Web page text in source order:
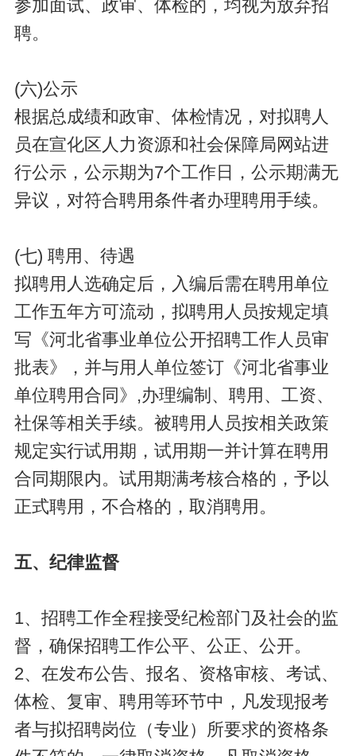
参加面试、政审、体检的，均视为放弃招
聘。
(六)公示
根据总成绩和政审、体检情况，对拟聘人
员在宣化区人力资源和社会保障局网站进
行公示，公示期为7个工作日，公示期满无
异议，对符合聘用条件者办理聘用手续。
(七) 聘用、待遇
拟聘用人选确定后，入编后需在聘用单位
工作五年方可流动，拟聘用人员按规定填
写《河北省事业单位公开招聘工作人员审
批表》，并与用人单位签订《河北省事业
单位聘用合同》,办理编制、聘用、工资、
社保等相关手续。被聘用人员按相关政策
规定实行试用期，试用期一并计算在聘用
合同期限内。试用期满考核合格的，予以
正式聘用，不合格的，取消聘用。
五、纪律监督
1、招聘工作全程接受纪检部门及社会的监
督，确保招聘工作公平、公正、公开。
2、在发布公告、报名、资格审核、考试、
体检、复审、聘用等环节中，凡发现报考
者与拟招聘岗位（专业）所要求的资格条